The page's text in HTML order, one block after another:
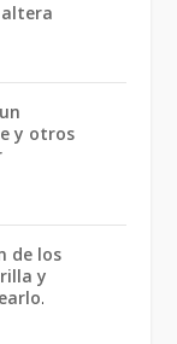
y otros
de los
y
.